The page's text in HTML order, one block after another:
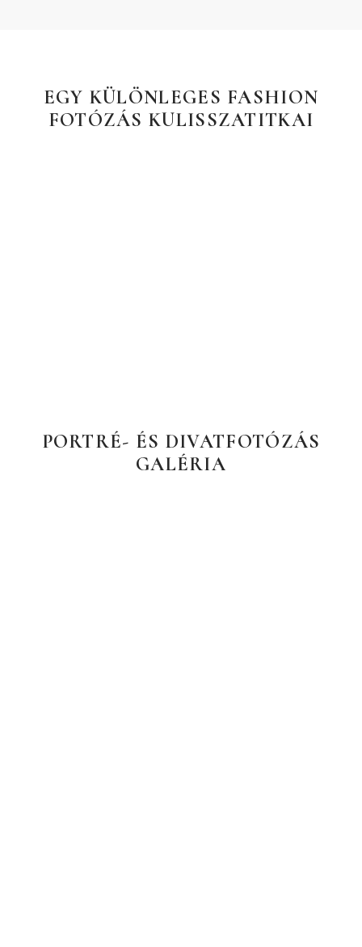
EGY KÜLÖNLEGES FASHION
FOTÓZÁS KULISSZATITKAI
PORTRÉ- ÉS DIVATFOTÓZÁS
GALÉRIA